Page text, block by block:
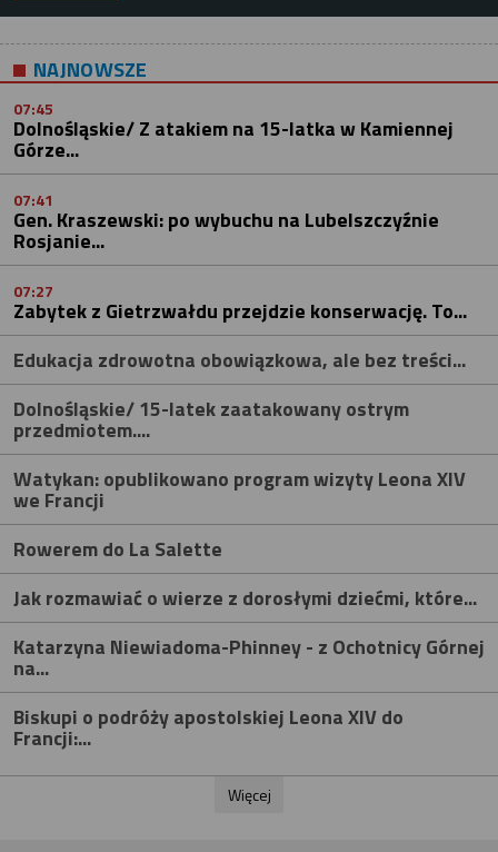
NAJNOWSZE
07:45
Dolnośląskie/ Z atakiem na 15-latka w Kamiennej
Górze...
07:41
Gen. Kraszewski: po wybuchu na Lubelszczyźnie
Rosjanie...
07:27
Zabytek z Gietrzwałdu przejdzie konserwację. To...
Edukacja zdrowotna obowiązkowa, ale bez treści...
Dolnośląskie/ 15-latek zaatakowany ostrym
przedmiotem....
Watykan: opublikowano program wizyty Leona XIV
we Francji
Rowerem do La Salette
Jak rozmawiać o wierze z dorosłymi dziećmi, które...
Katarzyna Niewiadoma-Phinney - z Ochotnicy Górnej
na...
Biskupi o podróży apostolskiej Leona XIV do
Francji:...
Więcej